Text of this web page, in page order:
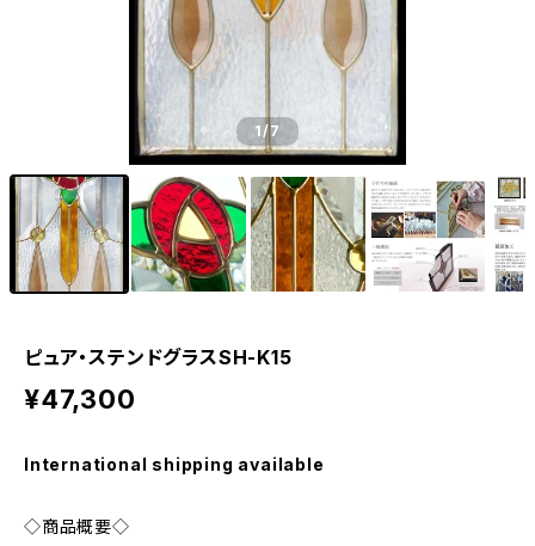
1/7
ピュア・ステンドグラスSH-K15
¥47,300
International shipping available
◇商品概要◇